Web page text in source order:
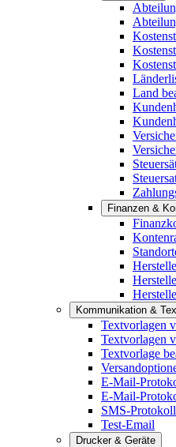
Land
Finanzen &
Kommunikation &
Textvorlagen
Textvorlagen
Textvorlage
E-Mail-
E-Mail-
SMS-Protokoll
Test-Email
Drucker & Geräte